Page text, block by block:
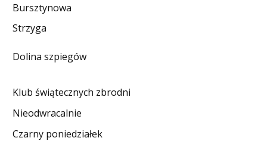
DO CZYTANIA
KONTAKT
Bursztynowa
Strzyga
Dolina szpiegów
Klub świątecznych zbrodni
Nieodwracalnie
Czarny poniedziałek